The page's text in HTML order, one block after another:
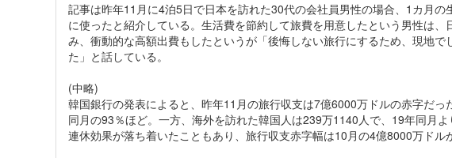
記事は昨年11月に4泊5日で日本を訪れた30代の会社員男性の場合、1カ月
に使ったと紹介している。生活費を節約して旅費を用意したという男性は
み、衝動的な高額出費もしたというが「後悔しない旅行にするため、現地
た」と話している。
(中略)
韓国銀行の発表によると、昨年11月の旅行収支は7億6000万ドルの赤字だ
同月の93％ほど。一方、海外を訪れた韓国人は239万1140人で、19年同月
連休効果が落ち着いたこともあり、旅行収支赤字幅は10月の4億8000万ドル